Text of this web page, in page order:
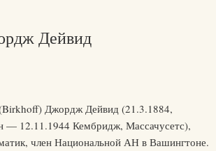
Дейвид
Джордж Дейвид (21.3.1884,
— 12.11.1944 Кембридж, Массачусетс),
член Национальной АН в Вашингтоне.